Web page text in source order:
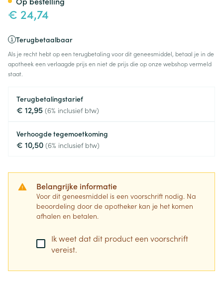
€ 24,74
Terugbetaalbaar
Als je recht hebt op een terugbetaling voor dit geneesmiddel, betaal je in de
apotheek een verlaagde prijs en niet de prijs die op onze webshop vermeld
staat.
Terugbetalingstarief
€ 12,95 (6% inclusief btw)
Verhoogde tegemoetkoming
€ 10,50 (6% inclusief btw)
Belangrijke informatie
Voor dit geneesmiddel is een voorschrift nodig. Na
beoordeling door de apotheker kan je het komen
afhalen en betalen.
Ik weet dat dit product een voorschrift
vereist.